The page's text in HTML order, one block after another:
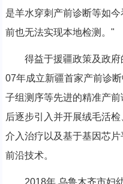
是羊水穿刺产前诊断等如
前也无法实现本地检测。"
得益于援疆政策及政府
07年成立新疆首家产前诊
子组测序等先进的精准产
后逐步引入并开展绒毛活
介入治疗以及基于基因芯
前沿技术。